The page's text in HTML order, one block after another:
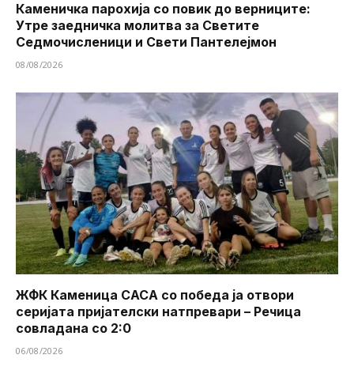
Каменичка парохија со повик до верниците:
Утре заедничка молитва за Светите
Седмочисленици и Свети Пантелејмон
08/08/2026
ЖФК Каменица САСА со победа ја отвори
серијата пријателски натпревари – Речица
совладана со 2:0
06/08/2026